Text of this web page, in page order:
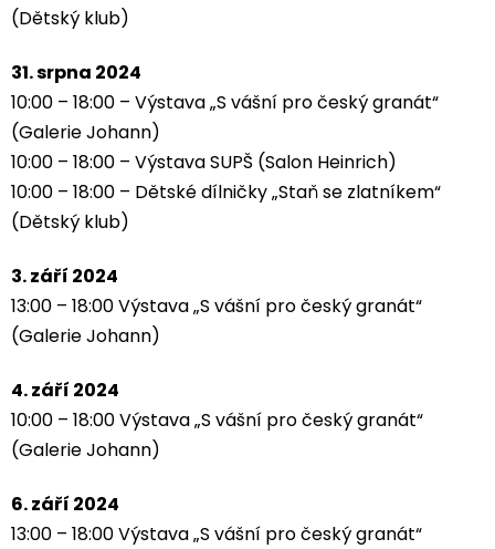
(Dětský klub)
31. srpna 2024
10:00 – 18:00 – Výstava „S vášní pro český granát“
(Galerie Johann)
10:00 – 18:00 – Výstava SUPŠ (Salon Heinrich)
10:00 – 18:00 – Dětské dílničky „Staň se zlatníkem“
(Dětský klub)
3. září 2024
13:00 – 18:00 Výstava „S vášní pro český granát“
(Galerie Johann)
4. září 2024
10:00 – 18:00 Výstava „S vášní pro český granát“
(Galerie Johann)
6. září 2024
13:00 – 18:00 Výstava „S vášní pro český granát“